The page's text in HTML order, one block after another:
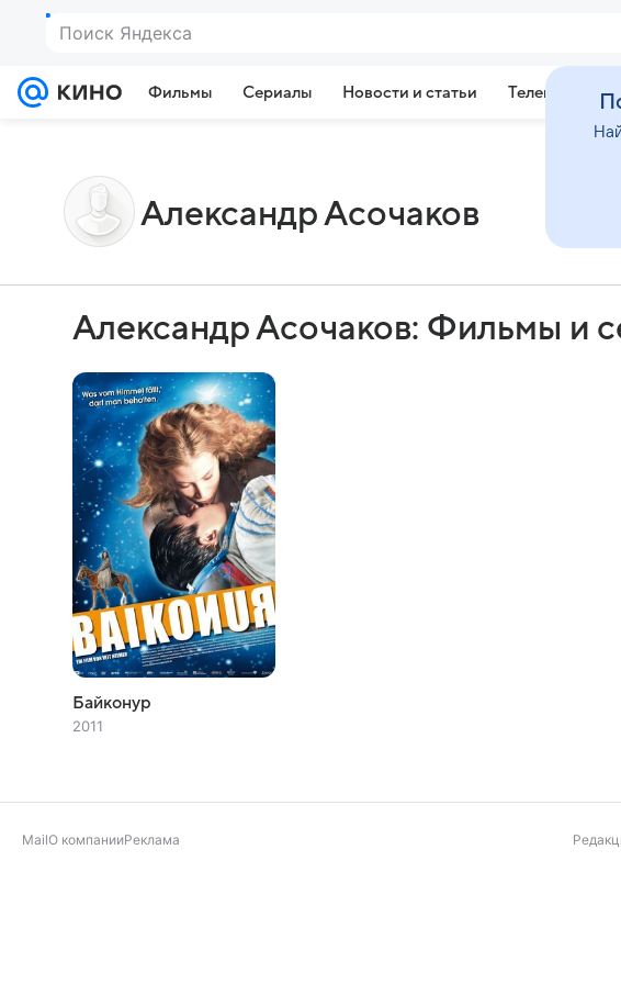
Поиск Яндекса
Фильмы Сериалы Новости и статьи Телепрограмма
Александр Асочаков
Александр Асочаков: Фильмы и
Байконур
2011
MailО компанииРеклама